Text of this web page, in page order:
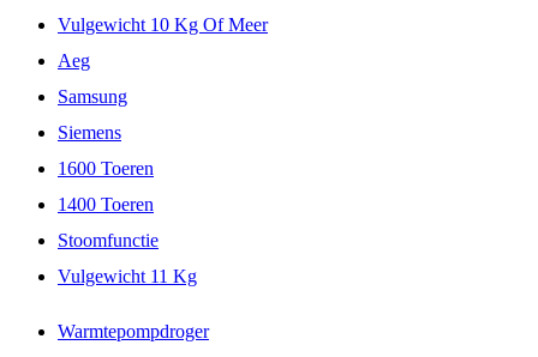
Vulgewicht 10 Kg Of Meer
Aeg
Samsung
Siemens
1600 Toeren
1400 Toeren
Stoomfunctie
Vulgewicht 11 Kg
Warmtepompdroger